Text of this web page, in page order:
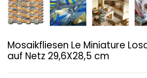
Mosaikfliesen Le Miniature
auf Netz 29,6X28,5 cm